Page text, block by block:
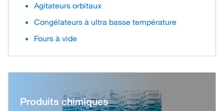
Agitateurs orbitaux
Congélateurs à ultra basse température
Fours à vide
Produits chimiques